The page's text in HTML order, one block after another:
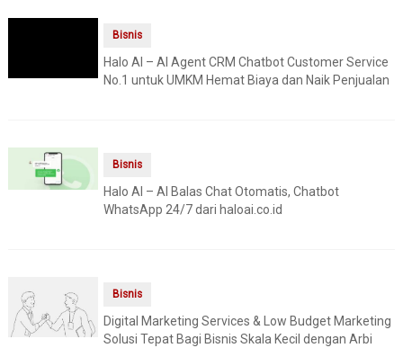
Bisnis
Halo AI – AI Agent CRM Chatbot Customer Service
No.1 untuk UMKM Hemat Biaya dan Naik Penjualan
Bisnis
Halo AI – AI Balas Chat Otomatis, Chatbot
WhatsApp 24/7 dari haloai.co.id
Bisnis
Digital Marketing Services & Low Budget Marketing
Solusi Tepat Bagi Bisnis Skala Kecil dengan Arbi